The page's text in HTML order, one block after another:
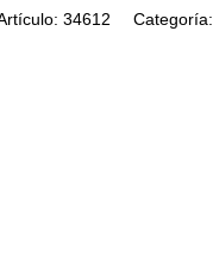
34612 Categoría: